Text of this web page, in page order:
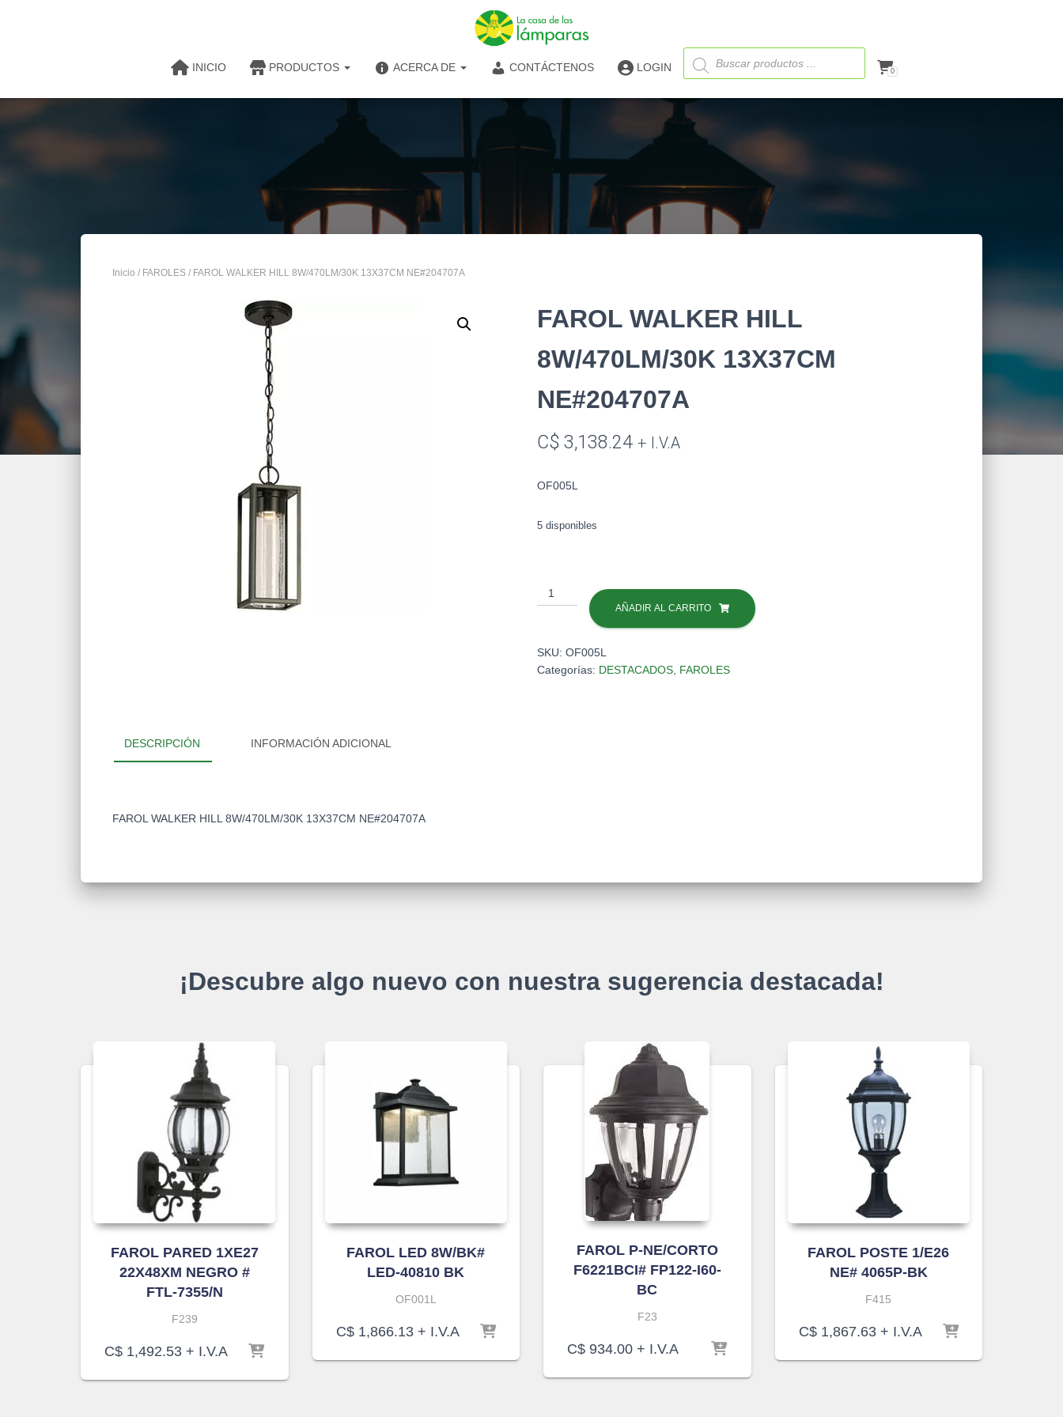
INICIO PRODUCTOS ACERCA DE CONTÁCTENOS LOGIN
Búsqueda
de
productos
0
Inicio / FAROLES / FAROL WALKER HILL 8W/470LM/30K 13X37CM NE#204707A
FAROL WALKER HILL
8W/470LM/30K 13X37CM
NE#204707A
C$ 3,138.24 + I.V.A
OF005L
5 disponibles
FAROL
WALKER
13X37CM
NE#204707A
AÑADIR AL CARRITO
SKU: OF005L
Categorías: DESTACADOS FAROLES
DESCRIPCIÓN INFORMACIÓN ADICIONAL
FAROL WALKER HILL 8W/470LM/30K 13X37CM NE#204707A
¡Descubre algo nuevo con nuestra sugerencia destacada!
FAROL PARED 1XE27
22X48XM NEGRO #
FTL-7355/N
F239
C$ 1,492.53 + I.V.A
FAROL LED 8W/BK#
LED-40810 BK
OF001L
C$1,866.13+ I.V.A
FAROL P-NE/CORTO
F6221BCI# FP122-I60-
BC
F23
C$ 934.00 + I.V.A
FAROL POSTE 1/E26
NE# 4065P-BK
F415
C$1,867.63+ I.V.A